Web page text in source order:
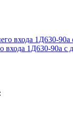
входа 1Д630-90а с